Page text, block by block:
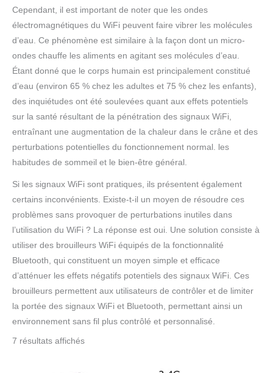
Cependant, il est important de noter que les ondes
électromagnétiques du WiFi peuvent faire vibrer les molécules
d’eau. Ce phénomène est similaire à la façon dont un micro-
ondes chauffe les aliments en agitant ses molécules d’eau.
Étant donné que le corps humain est principalement constitué
d’eau (environ 65 % chez les adultes et 75 % chez les enfants),
des inquiétudes ont été soulevées quant aux effets potentiels
sur la santé résultant de la pénétration des signaux WiFi,
entraînant une augmentation de la chaleur dans le crâne et des
perturbations potentielles du fonctionnement normal. les
habitudes de sommeil et le bien-être général.
Si les signaux WiFi sont pratiques, ils présentent également
certains inconvénients. Existe-t-il un moyen de résoudre ces
problèmes sans provoquer de perturbations inutiles dans
l’utilisation du WiFi ? La réponse est oui. Une solution consiste à
utiliser des brouilleurs WiFi équipés de la fonctionnalité
Bluetooth, qui constituent un moyen simple et efficace
d’atténuer les effets négatifs potentiels des signaux WiFi. Ces
brouilleurs permettent aux utilisateurs de contrôler et de limiter
la portée des signaux WiFi et Bluetooth, permettant ainsi un
environnement sans fil plus contrôlé et personnalisé.
7 résultats affichés